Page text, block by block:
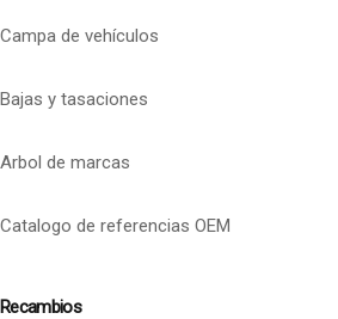
Campa de vehículos
Bajas y tasaciones
Arbol de marcas
Catalogo de referencias OEM
Recambios